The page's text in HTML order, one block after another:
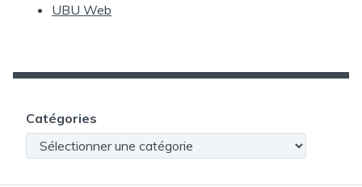
UBU Web
Catégories
Catégories